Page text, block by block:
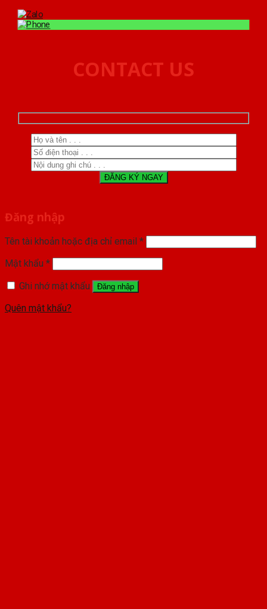
CONTACT US
Đăng nhập
Tên tài khoản hoặc địa chỉ email *
Mật khẩu *
Ghi nhớ mật khẩu
Đăng nhập
Quên mật khẩu?